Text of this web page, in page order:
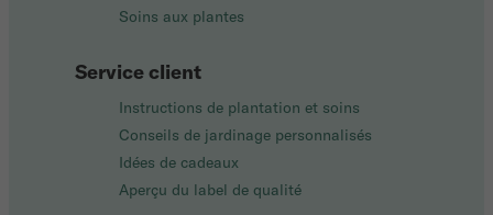
Soins aux plantes
Service client
Instructions de plantation et soins
Conseils de jardinage personnalisés
Idées de cadeaux
Aperçu du label de qualité